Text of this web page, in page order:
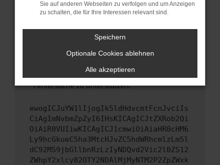
führen, dass bestimmte Funktionen nicht mehr
unterstützt werden.
Wende dich an den Webseitenbetreiber.
Wenn du alle oben genannten Schritte versucht
hast, kontaktiere uns bitte. Wir werden
uns diesen Text schicken, um uns bei der
Fehlersuche zu unterstützen:
ewogICJuYW1lIjogIk5ldHdvcmtFcnJvciIs
CiAgImNvbmZpZyI6IHsKICAgICJtZXRob2Qi
OiAiR0VUIiwKICAgICJ1cmwiOiAiaHR0cHM6
Ly9hcGkueC5ha3MtcHJvZC5hdWRhcmlzLm5l
dC92MS9jbGllbnRzLzIyNDQvd2Vic2l0ZS12
ZWhpY2xlcy82OTY2NDAlMjMyNTM2P2ZpZWxk
Sie auf anderen Webseiten zu verfolgen und um Anzeigen
zu schalten, die für Ihre Interessen relevant sind.
Speichern
Optionale Cookies ablehnen
Alle akzeptieren